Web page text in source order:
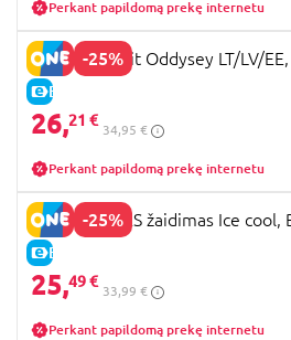
Perkant papildomą prekę internetu
-25%
E-KAINA
Žaidimas Dixit Oddysey LT/LV/
26,21 €
34,95 €
Perkant papildomą prekę internetu
-25%
E-KAINA
BRAIN GAMES žaidimas Ice cool,
25,49 €
33,99 €
Perkant papildomą prekę internetu